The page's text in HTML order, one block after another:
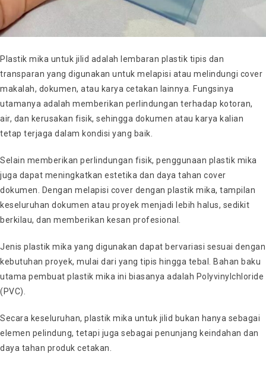
Plastik mika untuk jilid adalah lembaran plastik tipis dan
transparan yang digunakan untuk melapisi atau melindungi cover
makalah, dokumen, atau karya cetakan lainnya. Fungsinya
utamanya adalah memberikan perlindungan terhadap kotoran,
air, dan kerusakan fisik, sehingga dokumen atau karya kalian
tetap terjaga dalam kondisi yang baik.
Selain memberikan perlindungan fisik, penggunaan plastik mika
juga dapat meningkatkan estetika dan daya tahan cover
dokumen. Dengan melapisi cover dengan plastik mika, tampilan
keseluruhan dokumen atau proyek menjadi lebih halus, sedikit
berkilau, dan memberikan kesan profesional.
Jenis plastik mika yang digunakan dapat bervariasi sesuai dengan
kebutuhan proyek, mulai dari yang tipis hingga tebal. Bahan baku
utama pembuat plastik mika ini biasanya adalah Polyvinylchloride
(PVC).
Secara keseluruhan, plastik mika untuk jilid bukan hanya sebagai
elemen pelindung, tetapi juga sebagai penunjang keindahan dan
daya tahan produk cetakan.